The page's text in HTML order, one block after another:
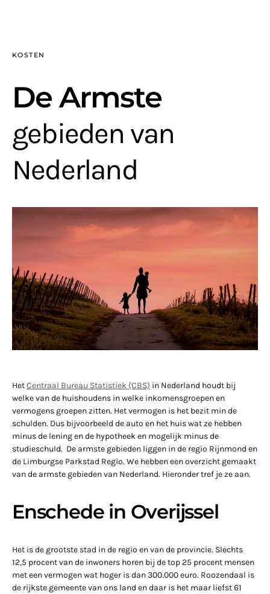
KOSTEN
De Armste
gebieden van
Nederland
HetCentraal Bureau Statistiek (CBS) in Nederland houdt bij
welke van de huishoudens in welke inkomensgroepen en
vermogens groepen zitten. Het vermogen is het bezit min de
schulden. Dus bijvoorbeeld de auto en het huis wat ze hebben
minus de lening en de hypotheek en mogelijk minus de
studieschuld. De armste gebieden liggen in de regio Rijnmond en
de Limburgse Parkstad Regio. We hebben een overzicht gemaakt
van de armste gebieden van Nederland. Hieronder tref je ze aan.
Enschede in Overijssel
Het is de grootste stad in de regio en van de provincie. Slechts
12,5 procent van de inwoners horen bij de top 25 procent mensen
met een vermogen wat hoger is dan 300.000 euro. Roozendaal is
de rijkste gemeente van ons land en daar is het maar liefst 61